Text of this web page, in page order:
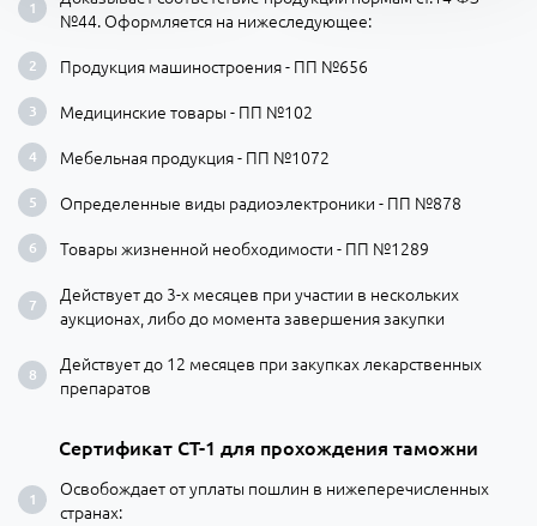
№44. Оформляется на нижеследующее:
Продукция машиностроения - ПП №656
Медицинские товары - ПП №102
Мебельная продукция - ПП №1072
Определенные виды радиоэлектроники - ПП №878
Товары жизненной необходимости - ПП №1289
Действует до 3-х месяцев при участии в нескольких
аукционах, либо до момента завершения закупки
Действует до 12 месяцев при закупках лекарственных
препаратов
Сертификат СТ-1 для прохождения таможни
Освобождает от уплаты пошлин в нижеперечисленных
странах: